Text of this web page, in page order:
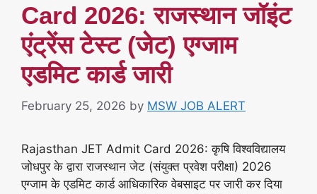
Card 2026: राजस्थान जॉइंट
एंट्रेंस टेस्ट (जेट) एग्जाम
एडमिट कार्ड जारी
February 25, 2026 by MSW JOB ALERT
Rajasthan JET Admit Card 2026: कृषि विश्वविद्यालय
जोधपुर के द्वारा राजस्थान जेट (संयुक्त प्रवेश परीक्षा) 2026
एग्जाम के एडमिट कार्ड आधिकारिक वेबसाइट पर जारी कर दिया